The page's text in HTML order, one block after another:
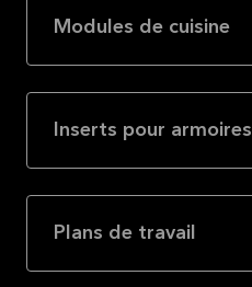
Modules de cuisine
Inserts pour armoires
Plans de travail